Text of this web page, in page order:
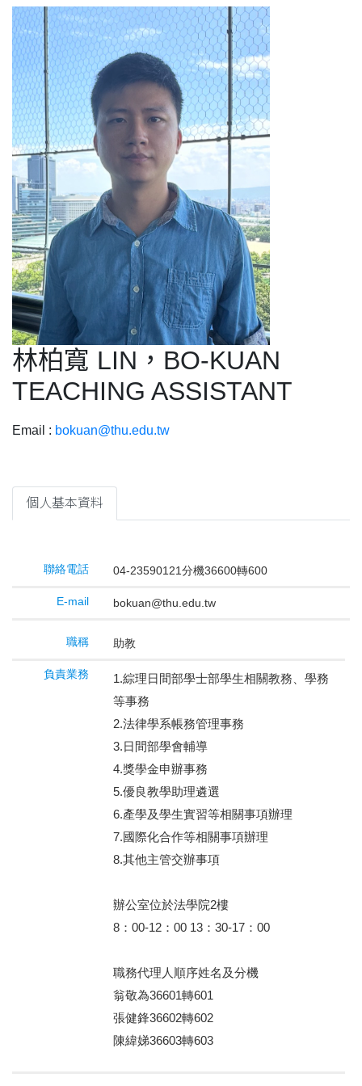
林柏寬 LIN，BO-KUAN
TEACHING ASSISTANT
Email : bokuan@thu.edu.tw
個人基本資料
聯絡電話 04-23590121分機36600轉600
E-mail bokuan@thu.edu.tw
職稱 助教
負責業務
1.綜理日間部學士部學生相關教務、學務
等事務
2.法律學系帳務管理事務
3.日間部學會輔導
4.獎學金申辦事務
5.優良教學助理遴選
6.產學及學生實習等相關事項辦理
7.國際化合作等相關事項辦理
8.其他主管交辦事項
辦公室位於法學院2樓
8：00-12：00 13：30-17：00
職務代理人順序姓名及分機
翁敬為36601轉601
張健鋒36602轉602
陳緯娣36603轉603